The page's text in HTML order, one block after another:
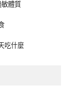
體質
吃什麼